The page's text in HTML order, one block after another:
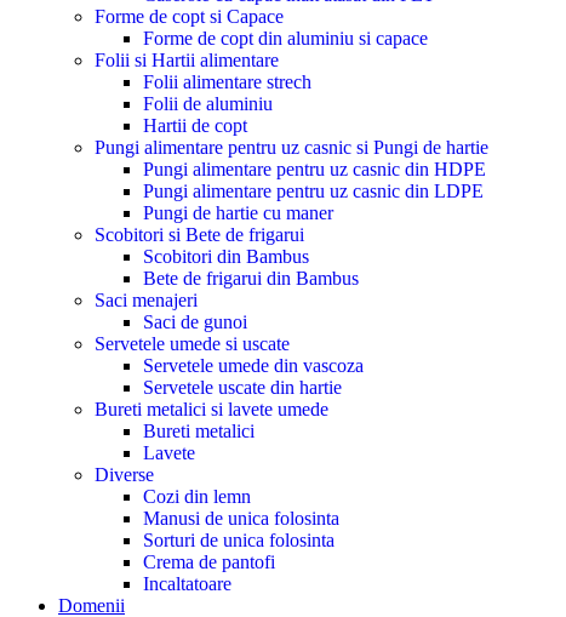
Forme de copt si Capace
Forme de copt din aluminiu si capace
Folii si Hartii alimentare
Folii alimentare strech
Folii de aluminiu
Hartii de copt
Pungi alimentare pentru uz casnic si Pungi de hartie
Pungi alimentare pentru uz casnic din HDPE
Pungi alimentare pentru uz casnic din LDPE
Pungi de hartie cu maner
Scobitori si Bete de frigarui
Scobitori din Bambus
Bete de frigarui din Bambus
Saci menajeri
Saci de gunoi
Servetele umede si uscate
Servetele umede din vascoza
Servetele uscate din hartie
Bureti metalici si lavete umede
Bureti metalici
Lavete
Diverse
Cozi din lemn
Manusi de unica folosinta
Sorturi de unica folosinta
Crema de pantofi
Incaltatoare
Domenii